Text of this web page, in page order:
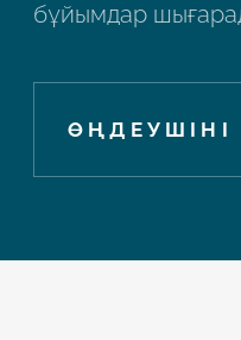
бұйымдар
ӨҢДЕУШІНІ